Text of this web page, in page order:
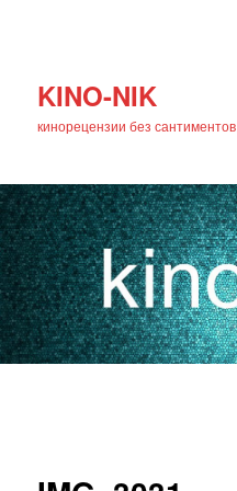
KINO-NIK
кинорецензии без сантиментов
основному